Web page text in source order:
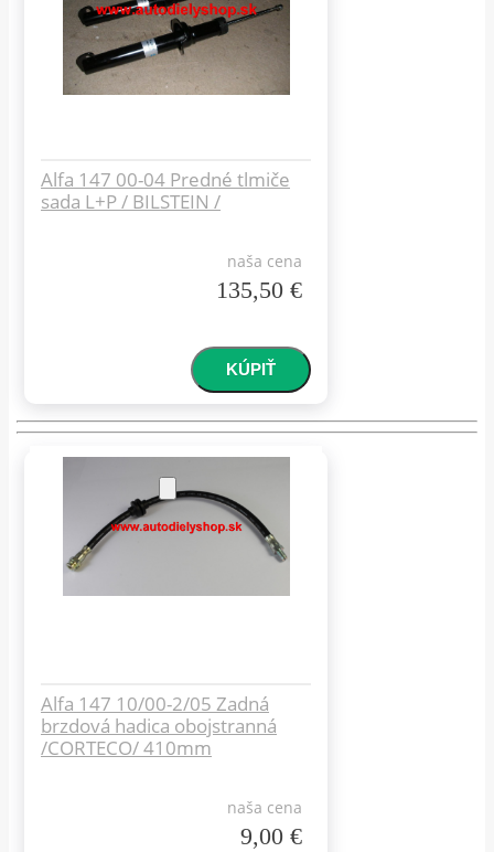
Alfa 147 00-04 Predné tlmiče
sada L+P / BILSTEIN /
naša cena
135,50 €
Alfa 147 10/00-2/05 Zadná
brzdová hadica obojstranná
/CORTECO/ 410mm
naša cena
9,00 €